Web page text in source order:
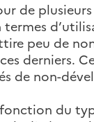
de plusieurs
peu de
derniers.
de non-
du